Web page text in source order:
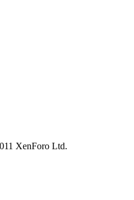
XenForo Ltd.